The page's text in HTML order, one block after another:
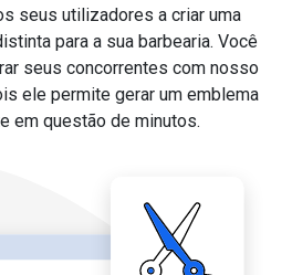
seus utilizadores a criar uma
para a sua barbearia. Você
seus concorrentes com nosso
ele permite gerar um emblema
em questão de minutos.